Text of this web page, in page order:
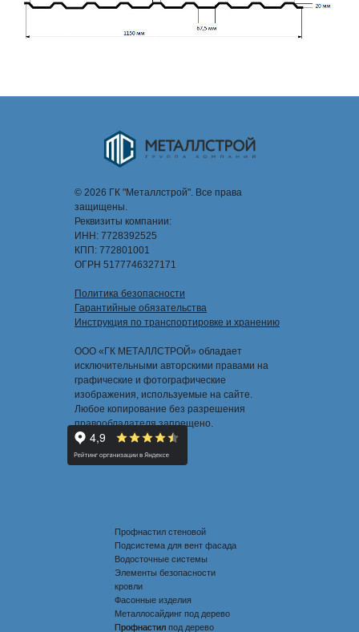
© 2026 ГК "Металлстрой". Все права
защищены.
Реквизиты компании:
ИНН: 7728392525
КПП: 772801001
ОГРН 5177746327171
Политика безопасности
Гарантийные обязательства
Инструкция по транспортировке и хранению
ООО «ГК МЕТАЛЛСТРОЙ» обладает
исключительными авторскими правами на
графические и фотографические
изображения, используемые на сайте.
Любое копирование без разрешения
правообладателя запрещено.
Профнастил стеновой
Подсистема для вент фасада
Водосточные системы
Элементы безопасности
кровли
Фасонные изделия
Металлосайдинг под дерево
Профнастил под дерево
Профнастил